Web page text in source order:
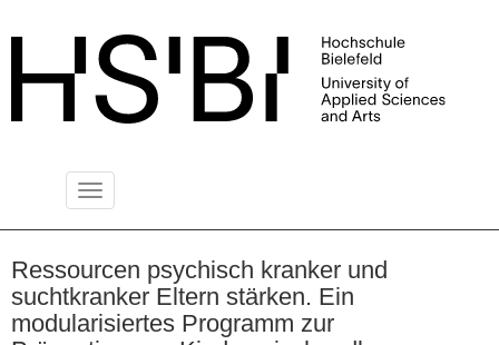
Toggle
Ressourcen psychisch kranker und
suchtkranker Eltern stärken. Ein
modularisiertes Programm zur